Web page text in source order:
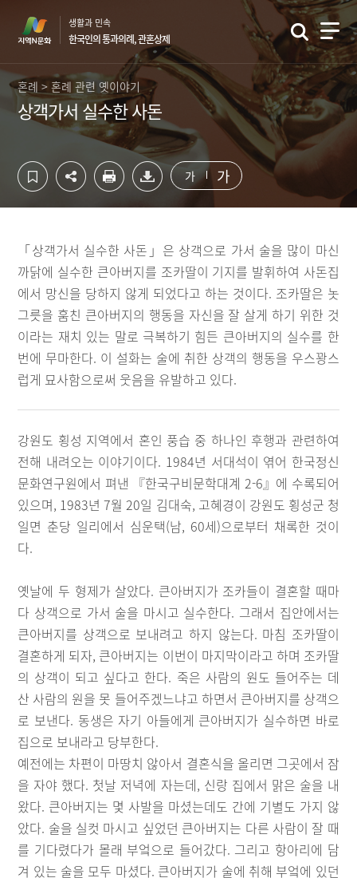
영
역
역
바
생활과 민속
한국인의 통과의례, 관혼상제
혼례 > 혼례 관련 옛이야기
상객가서 실수한 사돈
가 가
「상객가서 실수한 사돈」은 상객으로 가서 술을 많이 마신
까닭에 실수한 큰아버지를 조카딸이 기지를 발휘하여 사돈집
에서 망신을 당하지 않게 되었다고 하는 것이다. 조카딸은 놋
그릇을 훔친 큰아버지의 행동을 자신을 잘 살게 하기 위한 것
이라는 재치 있는 말로 극복하기 힘든 큰아버지의 실수를 한
번에 무마한다. 이 설화는 술에 취한 상객의 행동을 우스꽝스
럽게 묘사함으로써 웃음을 유발하고 있다.
강원도 횡성 지역에서 혼인 풍습 중 하나인 후행과 관련하여
전해 내려오는 이야기이다. 1984년 서대석이 엮어 한국정신
문화연구원에서 펴낸 『한국구비문학대계 2-6』에 수록되어
있으며, 1983년 7월 20일 김대숙, 고혜경이 강원도 횡성군 청
일면 춘당 일리에서 심운택(남, 60세)으로부터 채록한 것이
다.
옛날에 두 형제가 살았다. 큰아버지가 조카들이 결혼할 때마
다 상객으로 가서 술을 마시고 실수한다. 그래서 집안에서는
큰아버지를 상객으로 보내려고 하지 않는다. 마침 조카딸이
결혼하게 되자, 큰아버지는 이번이 마지막이라고 하며 조카딸
의 상객이 되고 싶다고 한다. 죽은 사람의 원도 들어주는 데
산 사람의 원을 못 들어주겠느냐고 하면서 큰아버지를 상객으
로 보낸다. 동생은 자기 아들에게 큰아버지가 실수하면 바로
집으로 보내라고 당부한다.
예전에는 차편이 마땅치 않아서 결혼식을 올리면 그곳에서 잠
을 자야 했다. 첫날 저녁에 자는데, 신랑 집에서 맑은 술을 내
왔다. 큰아버지는 몇 사발을 마셨는데도 간에 기별도 가지 않
았다. 술을 실컷 마시고 싶었던 큰아버지는 다른 사람이 잘 때
를 기다렸다가 몰래 부엌으로 들어갔다. 그리고 항아리에 담
겨 있는 술을 모두 마셨다. 큰아버지가 술에 취해 부엌에 있던